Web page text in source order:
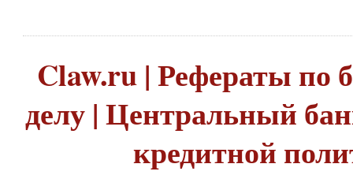
Claw.ru | Рефераты по
делу | Центральный
кредитной